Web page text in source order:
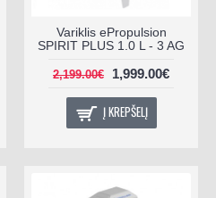
Variklis ePropulsion
SPIRIT PLUS 1.0 L - 3 AG
2,199.00€ 1,999.00€
Į KREPŠELĮ